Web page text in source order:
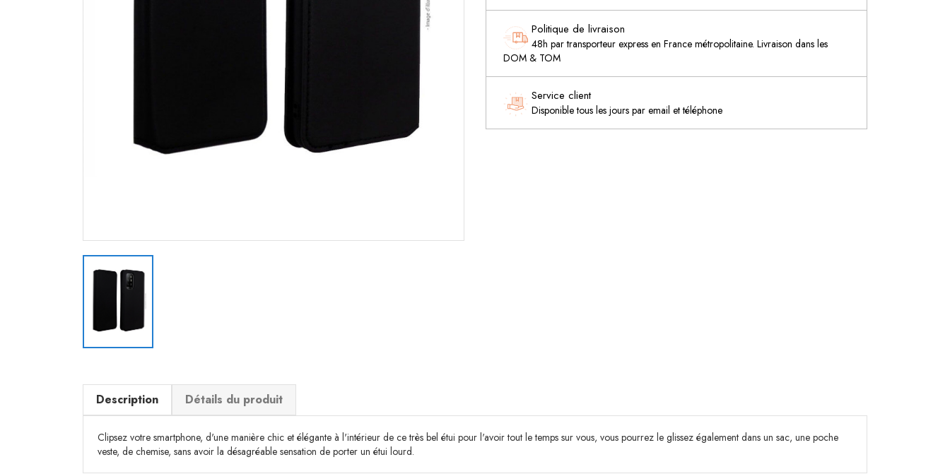
Politique de livraison
48h par transporteur express en France métropolitaine. Livraison dans les
DOM & TOM
Service client
Disponible tous les jours par email et téléphone
Description Détails du produit
Clipsez votre smartphone, d'une manière chic et élégante à l'intérieur de ce très bel étui pour l'avoir tout le temps sur vous, vous pourrez le glissez également dans un sac, une poche
veste, de chemise, sans avoir la désagréable sensation de porter un étui lourd.